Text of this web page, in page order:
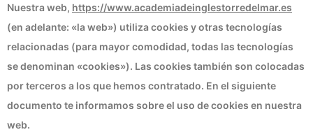
Nuestra web, https://www.academiadeinglestorredelmar.es
(en adelante: «la web») utiliza cookies y otras tecnologías
relacionadas (para mayor comodidad, todas las tecnologías
se denominan «cookies»). Las cookies también son colocadas
por terceros a los que hemos contratado. En el siguiente
documento te informamos sobre el uso de cookies en nuestra
web.